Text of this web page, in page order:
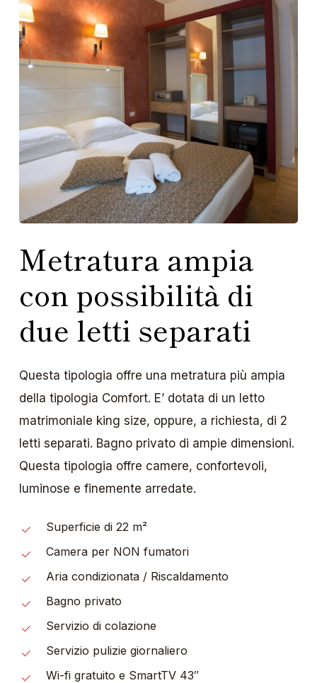
Metratura ampia
con possibilità di
due letti separati
Questa tipologia offre una metratura più ampia
della tipologia Comfort. E’ dotata di un letto
matrimoniale king size, oppure, a richiesta, di 2
letti separati. Bagno privato di ampie dimensioni.
Questa tipologia offre camere, confortevoli,
luminose e finemente arredate.
Superficie di 22 m²
Camera per NON fumatori
Aria condizionata / Riscaldamento
Bagno privato
Servizio di colazione
Servizio pulizie giornaliero
Wi-fi gratuito e SmartTV 43″